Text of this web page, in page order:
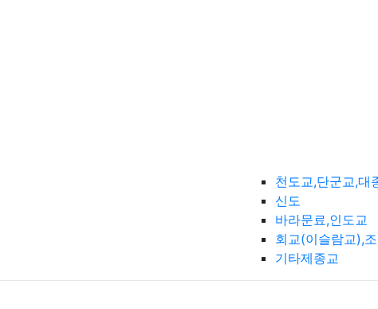
천도교,단군교,대
신도
바라문료,인도교
회교(이슬람교),
기타제종교